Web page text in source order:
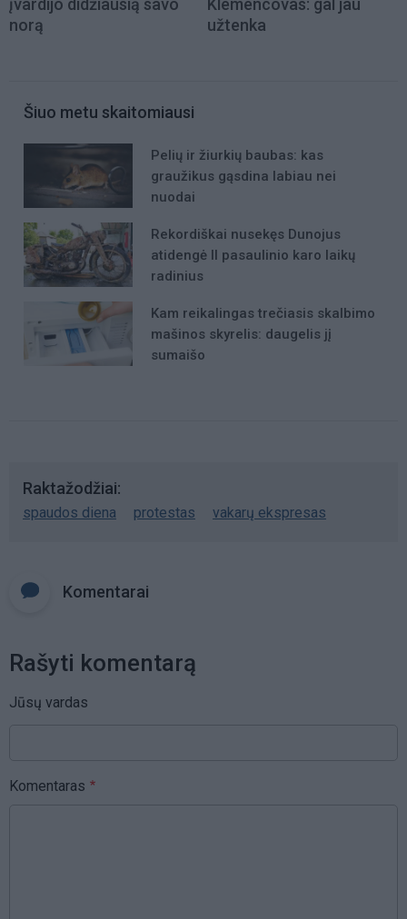
įvardijo didžiausią savo
norą
Klemencovas: gal jau
užtenka
Šiuo metu skaitomiausi
Pelių ir žiurkių baubas: kas
graužikus gąsdina labiau nei
nuodai
Rekordiškai nusekęs Dunojus
atidengė II pasaulinio karo laikų
radinius
Kam reikalingas trečiasis skalbimo
mašinos skyrelis: daugelis jį
sumaišo
Raktažodžiai
spaudos diena protestas vakarų ekspresas
Komentarai
Rašyti komentarą
Jūsų vardas
Komentaras